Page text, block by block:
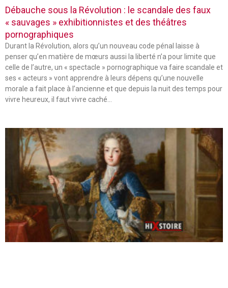
Débauche sous la Révolution : le scandale des faux
« sauvages » exhibitionnistes et des théâtres
pornographiques
Durant la Révolution, alors qu’un nouveau code pénal laisse à
penser qu’en matière de mœurs aussi la liberté n’a pour limite que
celle de l’autre, un « spectacle » pornographique va faire scandale et
ses « acteurs » vont apprendre à leurs dépens qu’une nouvelle
morale a fait place à l’ancienne et que depuis la nuit des temps pour
vivre heureux, il faut vivre caché…